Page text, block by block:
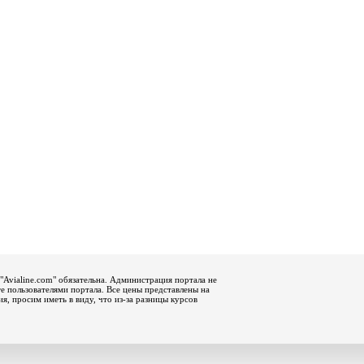
обязательна. Администрация портала не
пользователями портала. Все цены представлены на
просим иметь в виду, что из-за разницы курсов